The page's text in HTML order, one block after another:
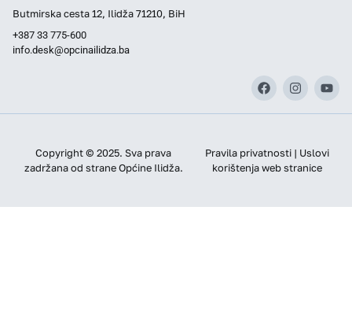
Butmirska cesta 12, Ilidža 71210, BiH
+387 33 775-600
info.desk@opcinailidza.ba
Copyright © 2025. Sva prava
zadržana od strane Općine Ilidža.
Pravila privatnosti | Uslovi
korištenja web stranice